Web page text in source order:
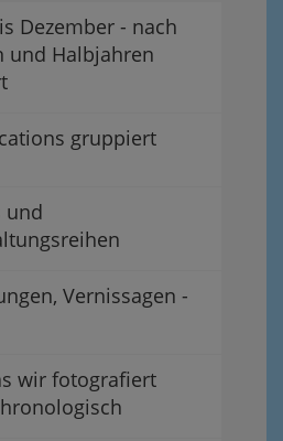
Dezember - nach
und Halbjahren
gruppiert
und
Vernissagen -
wir fotografiert